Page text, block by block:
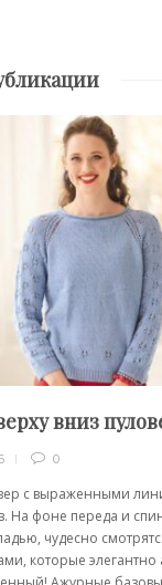
вниз
0
с выраженными
На фоне переда и
чудесно
которые элегантно